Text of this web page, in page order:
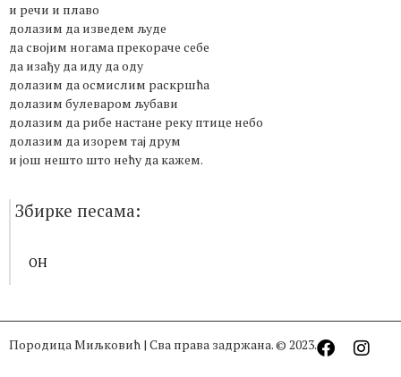
и речи и плаво
долазим да изведем људе
да својим ногама прекораче себе
да изађу да иду да оду
долазим да осмислим раскршћа
долазим булеваром љубави
долазим да рибе настане реку птице небо
долазим да изорем тај друм
и још нешто што нећу да кажем.
Збирке песама:
ОН
Породица Миљковић | Сва права задржана. © 2023.